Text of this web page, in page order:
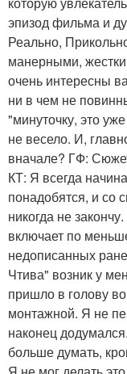
эпизод фильма и
Реально,
манерными,
очень интересны
ни в чем не
"минуточку, это
не весело. И,
вначале? ГФ:
КТ: Я всегда
понадобятся, и со
никогда не
включает по
недописанных
Чтива" возник у
пришло в голову
монтажной. Я не
наконец
больше думать,